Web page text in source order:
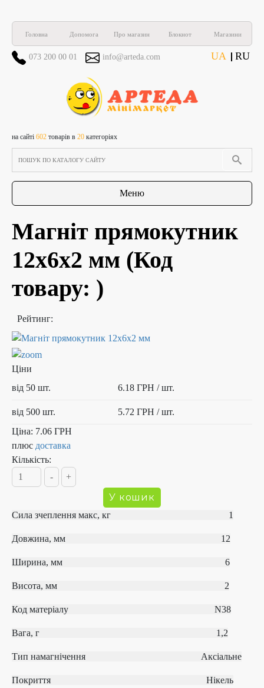
Головна Допомога Про магазин Блокнот Магазини
UA RU
073 200 00 01 info@arteda.com
на сайті 602 товарів в 20 категоріях
Меню
Магніт прямокутник
12х6х2 мм (Код
товару: )
Рейтинг:
Ціни
від 50 шт.
6.18 ГРН / шт.
від 500 шт. 5.72 ГРН / шт.
Ціна: 7.06 ГРН
плюс доставка
Кількість:
Сила зчеплення макс, кг 1
Довжина, мм 12
Ширина, мм 6
Висота, мм 2
Код матеріалу N38
Вага, г 1,2
Тип намагнічення Аксіальне
Покриття Нікель